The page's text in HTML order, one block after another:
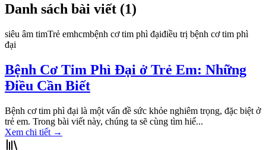
Danh sách bài viết (1)
siêu âm timTrẻ emhcmbệnh cơ tim phì đạiđiều trị bệnh cơ tim phì
đại
Bệnh Cơ Tim Phì Đại ở Trẻ Em: Những
Điều Cần Biết
Bệnh cơ tim phì đại là một vấn đề sức khỏe nghiêm trọng, đặc biệt ở
trẻ em. Trong bài viết này, chúng ta sẽ cùng tìm hiể...
Xem chi tiết →